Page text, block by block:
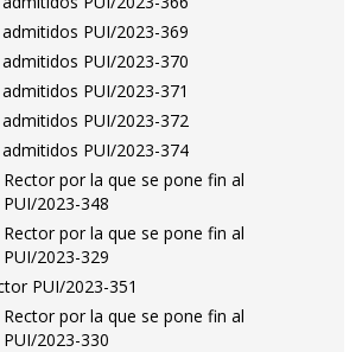
PUI/2023-369
PUI/2023-370
PUI/2023-371
PUI/2023-372
PUI/2023-374
por la que se pone fin al
2023-348
por la que se pone fin al
2023-329
PUI/2023-351
por la que se pone fin al
2023-330